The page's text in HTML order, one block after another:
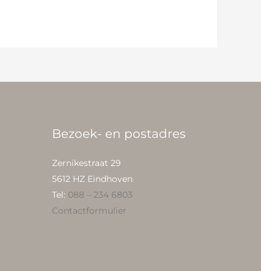
Bezoek- en postadres
Zernikestraat 29
5612 HZ Eindhoven
Tel: 088 – 234 6803
Contactformulier